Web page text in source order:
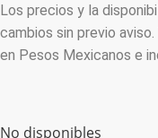
Los precios y la
cambios sin previo
en Pesos Mexicanos e
No disponibles